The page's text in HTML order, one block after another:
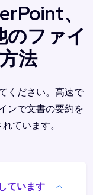
、
のファイ
法
ください。高速で
ンで文書の要約を
ています。
ています